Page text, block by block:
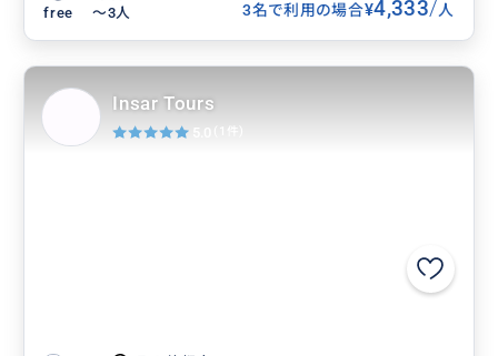
free 〜3人
3名で利用の場合¥4,333/人
Insar Tours
5.0 (1件)